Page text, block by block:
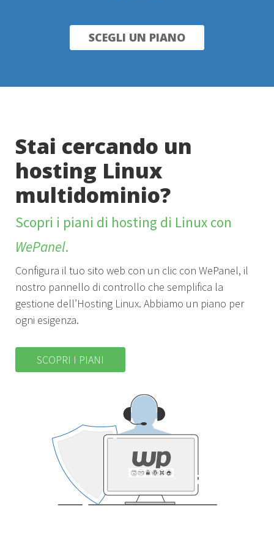
SCEGLI UN PIANO
Stai cercando un
hosting Linux
multidominio?
Scopri i piani di hosting di Linux con
WePanel.
Configura il tuo sito web con un clic con WePanel, il
nostro pannello di controllo che semplifica la
gestione dell’Hosting Linux. Abbiamo un piano per
ogni esigenza.
SCOPRI I PIANI